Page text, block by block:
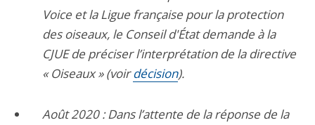
Voice et la Ligue française pour la protection
des oiseaux, le Conseil d'État demande à la
CJUE de préciser l’interprétation de la directive
« Oiseaux » (voirdécision).
Août 2020 : Dans l’attente de la réponse de la